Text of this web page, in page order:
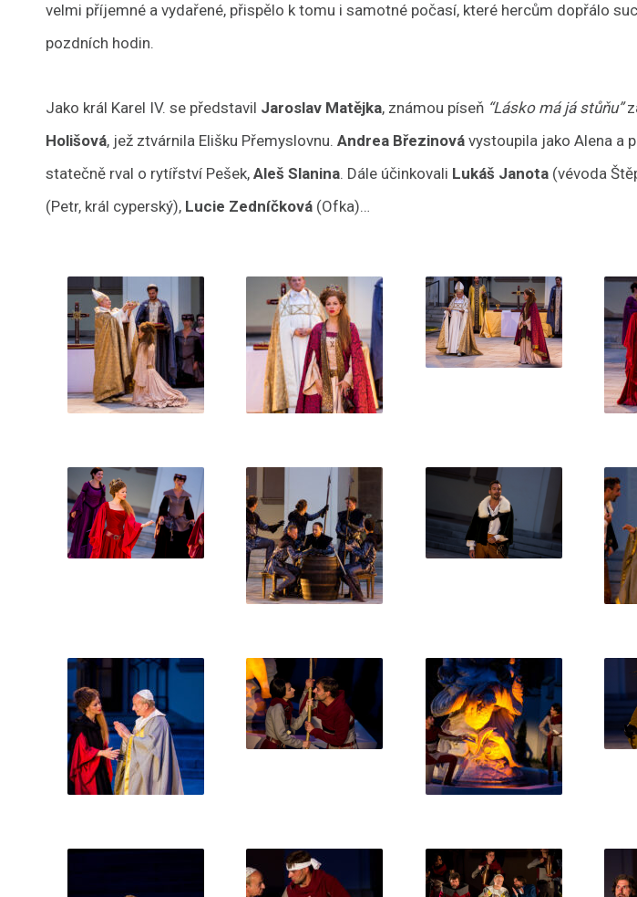
velmi příjemné a vydařené, přispělo k tomu i samotné počasí, které hercům dopřálo
pozdních hodin.
Jako král Karel IV. se představil Jaroslav Matějka, známou píseň “Lásko má já stůňu”
Holišová, jež ztvárnila Elišku Přemyslovnu.Andrea Březinová vystoupila jako Alena a
statečně rval o rytířství Pešek,Aleš Slanina. Dále účinkovali Lukáš Janota (vévoda
(Petr, král cyperský), Lucie Zedníčková (Ofka)…